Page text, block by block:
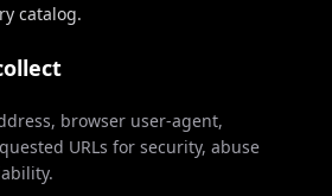
catalog.
browser user-agent,
URLs for security, abuse